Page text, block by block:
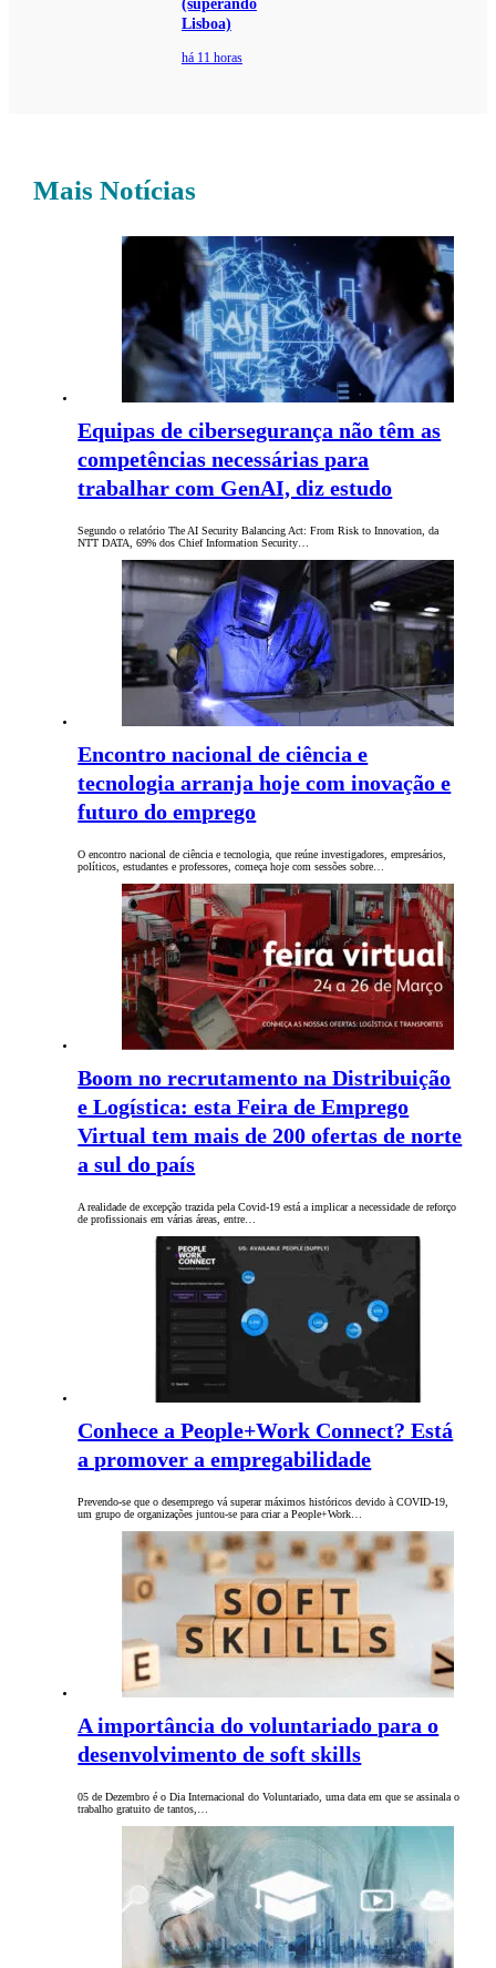
(superando
Lisboa)
há 11 horas
Mais Notícias
Equipas de cibersegurança não têm as
competências necessárias para
trabalhar com GenAI, diz estudo
Segundo o relatório The AI Security Balancing Act: From Risk to Innovation, da
NTT DATA, 69% dos Chief Information Security…
Encontro nacional de ciência e
tecnologia arranja hoje com inovação e
futuro do emprego
O encontro nacional de ciência e tecnologia, que reúne investigadores, empresários,
políticos, estudantes e professores, começa hoje com sessões sobre…
Boom no recrutamento na Distribuição
e Logística: esta Feira de Emprego
Virtual tem mais de 200 ofertas de norte
a sul do país
A realidade de excepção trazida pela Covid-19 está a implicar a necessidade de reforço
de profissionais em várias áreas, entre…
Conhece a People+Work Connect? Está
a promover a empregabilidade
Prevendo-se que o desemprego vá superar máximos históricos devido à COVID-19,
um grupo de organizações juntou-se para criar a People+Work…
A importância do voluntariado para o
desenvolvimento de soft skills
05 de Dezembro é o Dia Internacional do Voluntariado, uma data em que se assinala o
trabalho gratuito de tantos,…